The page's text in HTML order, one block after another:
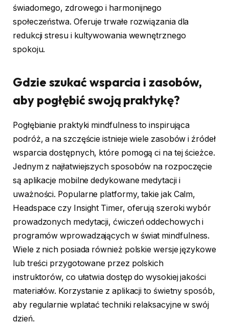
świadomego, zdrowego i harmonijnego
społeczeństwa. Oferuje trwałe rozwiązania dla
redukcji stresu i kultywowania wewnętrznego
spokoju.
Gdzie szukać wsparcia i zasobów,
aby pogłębić swoją praktykę?
Pogłębianie praktyki mindfulness to inspirująca
podróż, a na szczęście istnieje wiele zasobów i źródeł
wsparcia dostępnych, które pomogą ci na tej ścieżce.
Jednym z najłatwiejszych sposobów na rozpoczęcie
są aplikacje mobilne dedykowane medytacji i
uważności. Popularne platformy, takie jak Calm,
Headspace czy Insight Timer, oferują szeroki wybór
prowadzonych medytacji, ćwiczeń oddechowych i
programów wprowadzających w świat mindfulness.
Wiele z nich posiada również polskie wersje językowe
lub treści przygotowane przez polskich
instruktorów, co ułatwia dostęp do wysokiej jakości
materiałów. Korzystanie z aplikacji to świetny sposób,
aby regularnie wplatać techniki relaksacyjne w swój
dzień.